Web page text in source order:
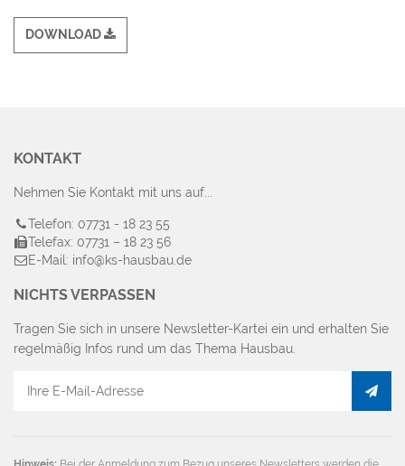
DOWNLOAD
KONTAKT
Nehmen Sie Kontakt mit uns auf...
Telefon: 07731 - 18 23 55
Telefax: 07731 – 18 23 56
E-Mail: info@ks-hausbau.de
NICHTS VERPASSEN
Tragen Sie sich in unsere Newsletter-Kartei ein und erhalten Sie
regelmäßig Infos rund um das Thema Hausbau.